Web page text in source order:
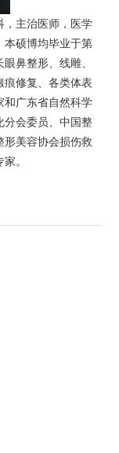
，主治医师，医学
本硕博均毕业于第
鼻整形、线雕、
痕修复、各类体表
和广东省自然科学
分会委员、中国整
形美容协会损伤救
。